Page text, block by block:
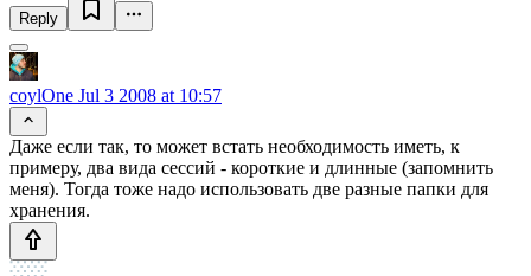
Reply
coylOne Jul 3 2008 at 10:57
Даже если так, то может встать необходимость иметь, к
примеру, два вида сессий - короткие и длинные (запомнить
меня). Тогда тоже надо использовать две разные папки для
хранения.